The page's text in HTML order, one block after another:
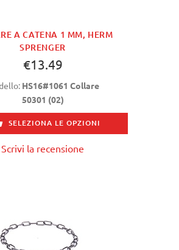
A CATENA 1 MM, HERM
SPRENGER
€13.49
HS16#1061 Collare
50301 (02)
SELEZIONA LE OPZIONI
Scrivi la recensione